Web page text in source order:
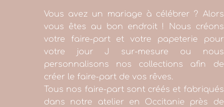
Vous avez un mariage à célébrer ? Alors
vous êtes au bon endroit ! Nous créons
votre faire-part et votre papeterie pour
votre jour J sur-mesure ou nous
personnalisons nos collections afin de
créer le faire-part de vos rêves.
Tous nos faire-part sont créés et fabriqués
dans notre atelier en Occitanie près de